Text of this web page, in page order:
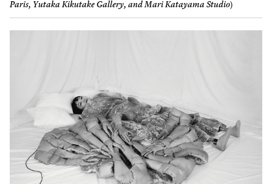
Paris, Yutaka Kikutake Gallery, and Mari Katayama Studio)